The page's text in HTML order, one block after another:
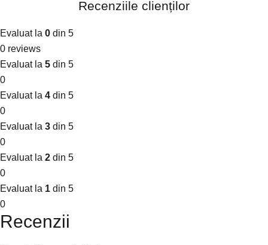
Recenziile clienților
Evaluat la 0 din 5
0 reviews
Evaluat la 5 din 5
0
Evaluat la 4 din 5
0
Evaluat la 3 din 5
0
Evaluat la 2 din 5
0
Evaluat la 1 din 5
0
Recenzii